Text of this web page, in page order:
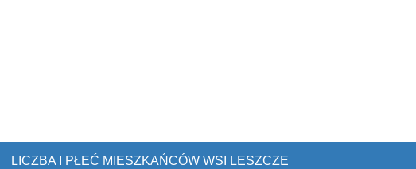
LICZBA I PŁEĆ MIESZKAŃCÓW WSI LESZCZE